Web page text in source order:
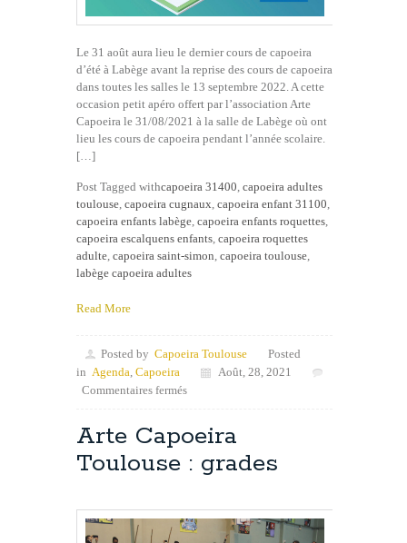
Le 31 août aura lieu le dernier cours de capoeira
d’été à Labège avant la reprise des cours de capoeira
dans toutes les salles le 13 septembre 2022. A cette
occasion petit apéro offert par l’association Arte
Capoeira le 31/08/2021 à la salle de Labège où ont
lieu les cours de capoeira pendant l’année scolaire.
[…]
Post Tagged withcapoeira 31400 capoeira adultes
toulouse capoeira cugnaux capoeira enfant 31100
capoeira enfants labège capoeira enfants roquettes
capoeira escalquens enfants capoeira roquettes
adulte capoeira saint-simon capoeira toulouse
labège capoeira adultes
Read More
Posted by Capoeira Toulouse
Posted
in Agenda Capoeira
Août, 28, 2021
Commentaires ferméssur
capoeira
Toulouse
et
Arte Capoeira
Toulouse : grades